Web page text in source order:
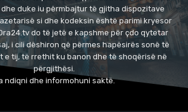
duke iu përmbajtur të gjitha dispozitave
si dhe kodeksin është parimi kryesor
do të jetë e kapshme për çdo qytetar
i cili dëshiron që përmes hapësirës sonë të
e tij, të rrethit ku banon dhe të shoqërisë në
përgjithësi.
ndiqni dhe informohuni saktë.